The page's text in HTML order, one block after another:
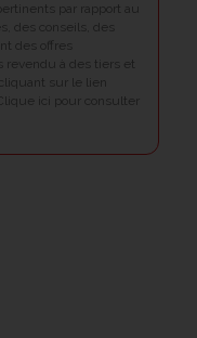
par rapport au
des conseils, des
des offres
revendu à des tiers et
sur le lien
ici pour consulter